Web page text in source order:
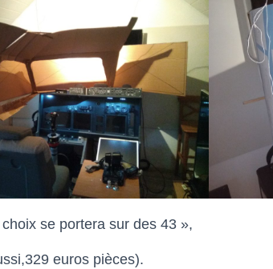
se portera sur des 43 »,
euros pièces).